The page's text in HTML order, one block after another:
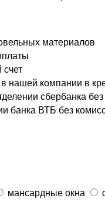
нашей компании в
сбербанка
банка ВТБ без
мансардные окна